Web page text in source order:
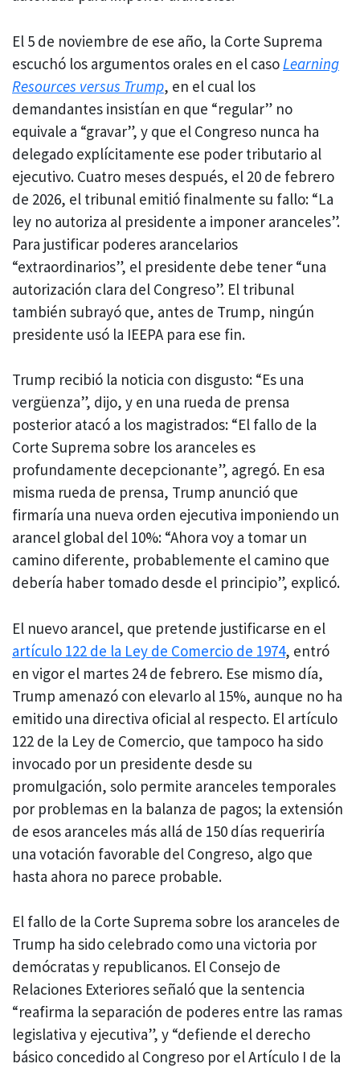
El 5 de noviembre de ese año, la Corte Suprema
escuchó los argumentos orales en el caso Learning
Resources versus Trump, en el cual los
demandantes insistían en que “regular” no
equivale a “gravar”, y que el Congreso nunca ha
delegado explícitamente ese poder tributario al
ejecutivo. Cuatro meses después, el 20 de febrero
de 2026, el tribunal emitió finalmente su fallo: “La
ley no autoriza al presidente a imponer aranceles”.
Para justificar poderes arancelarios
“extraordinarios”, el presidente debe tener “una
autorización clara del Congreso”. El tribunal
también subrayó que, antes de Trump, ningún
presidente usó la IEEPA para ese fin.
Trump recibió la noticia con disgusto: “Es una
vergüenza”, dijo, y en una rueda de prensa
posterior atacó a los magistrados: “El fallo de la
Corte Suprema sobre los aranceles es
profundamente decepcionante”, agregó. En esa
misma rueda de prensa, Trump anunció que
firmaría una nueva orden ejecutiva imponiendo un
arancel global del 10%: “Ahora voy a tomar un
camino diferente, probablemente el camino que
debería haber tomado desde el principio”, explicó.
El nuevo arancel, que pretende justificarse en el
artículo 122 de la Ley de Comercio de 1974, entró
en vigor el martes 24 de febrero. Ese mismo día,
Trump amenazó con elevarlo al 15%, aunque no ha
emitido una directiva oficial al respecto. El artículo
122 de la Ley de Comercio, que tampoco ha sido
invocado por un presidente desde su
promulgación, solo permite aranceles temporales
por problemas en la balanza de pagos; la extensión
de esos aranceles más allá de 150 días requeriría
una votación favorable del Congreso, algo que
hasta ahora no parece probable.
El fallo de la Corte Suprema sobre los aranceles de
Trump ha sido celebrado como una victoria por
demócratas y republicanos. El Consejo de
Relaciones Exteriores señaló que la sentencia
“reafirma la separación de poderes entre las ramas
legislativa y ejecutiva”, y “defiende el derecho
básico concedido al Congreso por el Artículo I de la